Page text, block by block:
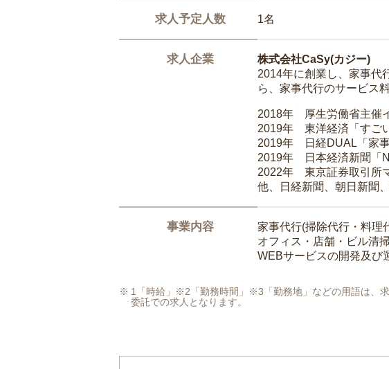
求人予定人数 1名
求人企業
株式会社CaSy(カジー)
2014年に創業し、家事代
ら、家事代行のサービス
2018年 厚生労働省主催
2019年 東洋経済「すご
2019年 日経DUAL「家
2019年 日本経済新聞「
2022年 東京証券取引所
他、日経新聞、朝日新聞
事業内容
家事代行(掃除代行・料理
オフィス・店舗・ビル清
WEBサービスの開発及び
1「時給」※2「勤務時間」※3「勤務地」などの用語は、
委託での求人となります。